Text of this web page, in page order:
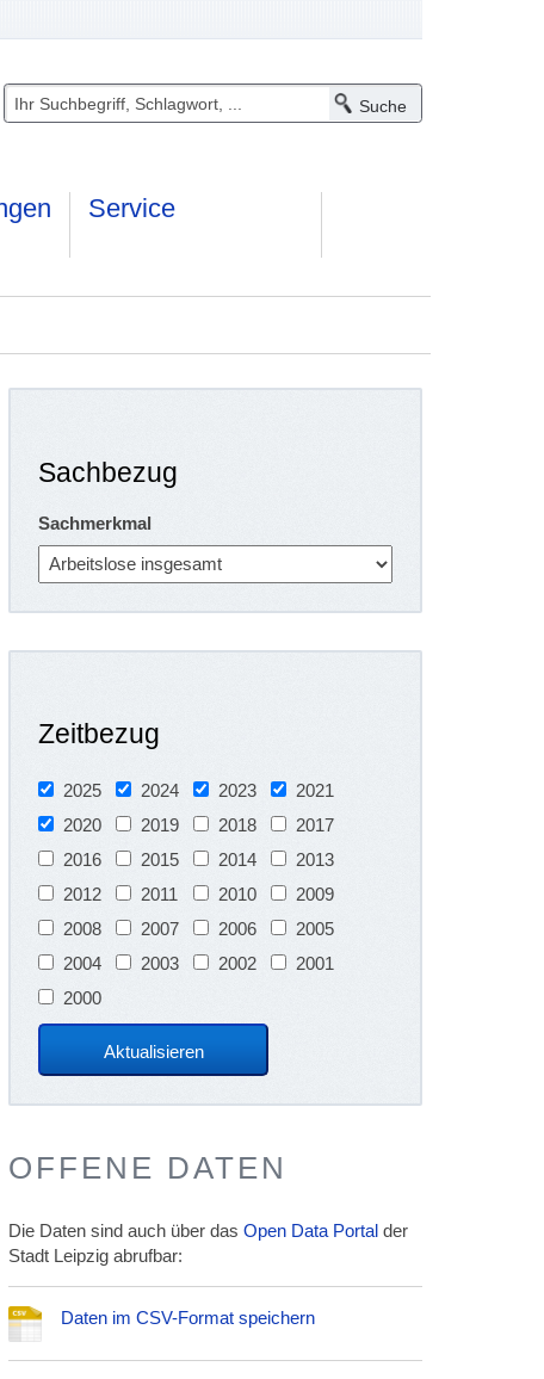
Service
Sachbezug
Sachmerkmal
Zeitbezug
2025 2024 2023
2021
2020
2019 2018
2017
2016
2015 2014
2013
2012
2011 2010
2009
2008
2007 2006
2005
2004
2003 2002
2001
2000
OFFENE DATEN
Die Daten sind auch über dasOpen Data Portal der
Stadt Leipzig abrufbar:
Daten im CSV-Format speichern